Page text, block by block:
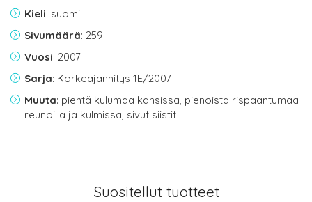
Kieli: suomi
Sivumäärä: 259
Vuosi: 2007
Sarja: Korkeajännitys 1E/2007
Muuta: pientä kulumaa kansissa, pienoista rispaantumaa
reunoilla ja kulmissa, sivut siistit
Suositellut tuotteet